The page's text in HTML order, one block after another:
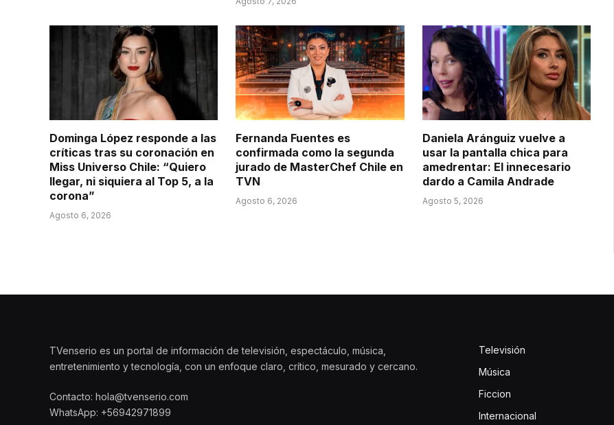
Dominga López responde a las
críticas tras su coronación en
Miss Universo Chile: “Quiero
llegar, ni siquiera al Top 5, a la
corona”
Agosto 6, 2026
Fernanda Fuentes es
confirmada como la segunda
jurado de MasterChef Chile en
TVN
Agosto 6, 2026
Daniela Aránguiz vuelve a
usar la pantalla chica para
amedrentar: El innecesario
dardo a Camila Andrade
Agosto 5, 2026
TVenserio es un portal de información de televisión, espectáculo, música,
entretenimiento y tecnología, con un enfoque claro, crítico, mesurado y cercano.
Contacto: hola@tvenserio.com
WhatsApp: +56942971899
Televisión
Música
Ficcion
Internacional